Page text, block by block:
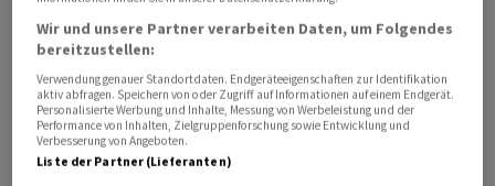
Erwerb neuen und zur Modernisierung bestehenden
Wohnraums soll der Immobiliensektor gestärkt
werden", merkte Anlagestratege Ulrich Stephan von
der Deutschen Bank an. "Gelingt Peking die
angestrebte nachhaltige Stärkung der
Binnennachfrage, dürfte das auch die
Gewinnerwartungen sowie die Investitionsbereitschaft
Wir und unsere Partner verarbeiten Daten, um Folgendes
bereitzustellen:
Verwendung genauer Standortdaten. Endgeräteeigenschaften zur Identifikation
aktiv abfragen. Speichern von oder Zugriff auf Informationen auf einem Endgerät.
Personalisierte Werbung und Inhalte, Messung von Werbeleistung und der
Performance von Inhalten, Zielgruppenforschung sowie Entwicklung und
Verbesserung von Angeboten.
Liste der Partner (Lieferanten)